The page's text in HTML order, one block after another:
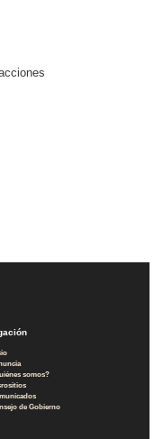
somos?
de Gobierno